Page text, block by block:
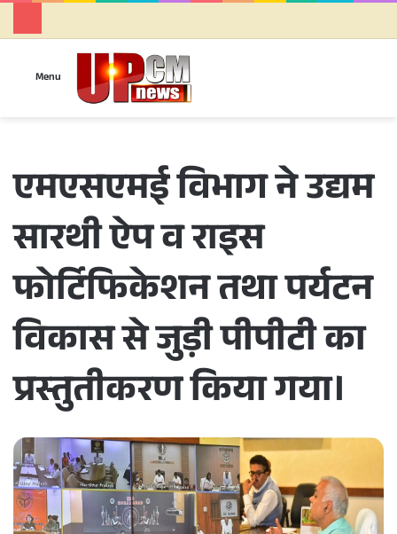
Menu
एमएसएमई विभाग ने उद्यम
सारथी ऐप व राइस
फोर्टिफिकेशन तथा पर्यटन
विकास से जुड़ी पीपीटी का
प्रस्तुतीकरण किया गया।